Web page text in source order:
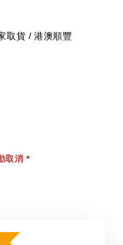
取貨 / 港澳順豐
取消 *